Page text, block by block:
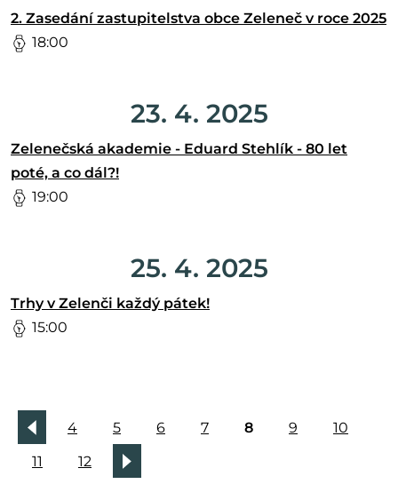
2. Zasedání zastupitelstva obce Zeleneč v roce 2025
18:00
23. 4. 2025
Zelenečská akademie - Eduard Stehlík - 80 let
poté, a co dál?!
19:00
25. 4. 2025
Trhy v Zelenči každý pátek!
15:00
4 5 6 7 8 9
10
11
12